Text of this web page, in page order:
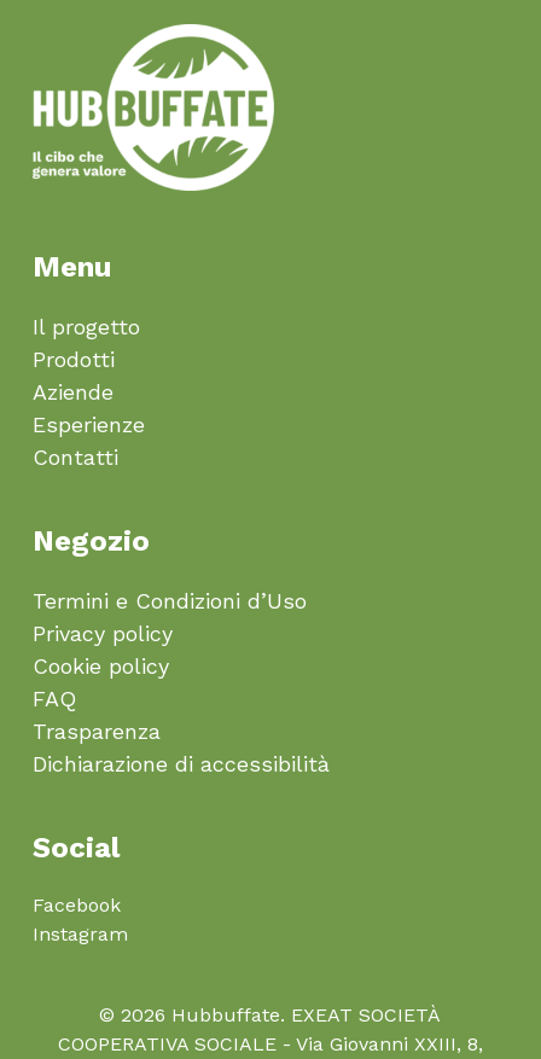
Menu
Il progetto
Prodotti
Aziende
Esperienze
Contatti
Negozio
Termini e Condizioni d’Uso
Privacy policy
Cookie policy
FAQ
Trasparenza
Dichiarazione di accessibilità
Social
Facebook
Instagram
© 2026 Hubbuffate. EXEAT SOCIETÀ
COOPERATIVA SOCIALE - Via Giovanni XXIII, 8,